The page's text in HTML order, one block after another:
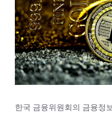
한국 금융위원회의 금융정